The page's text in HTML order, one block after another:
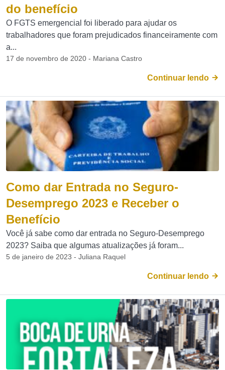
do benefício
O FGTS emergencial foi liberado para ajudar os
trabalhadores que foram prejudicados financeiramente com
a...
17 de novembro de 2020 - Mariana Castro
Continuar lendo
Como dar Entrada no Seguro-
Desemprego 2023 e Receber o
Benefício
Você já sabe como dar entrada no Seguro-Desemprego
2023? Saiba que algumas atualizações já foram...
5 de janeiro de 2023 - Juliana Raquel
Continuar lendo